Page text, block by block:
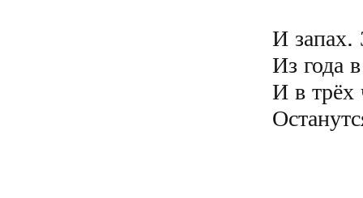
И запах.
Из года
И в трёх